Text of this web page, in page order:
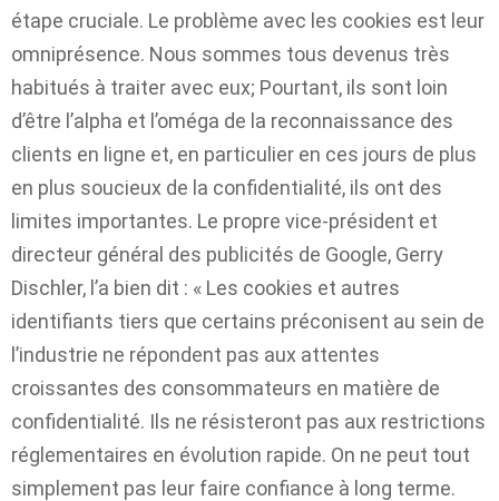
étape cruciale. Le problème avec les cookies est leur
omniprésence. Nous sommes tous devenus très
habitués à traiter avec eux; Pourtant, ils sont loin
d’être l’alpha et l’oméga de la reconnaissance des
clients en ligne et, en particulier en ces jours de plus
en plus soucieux de la confidentialité, ils ont des
limites importantes. Le propre vice-président et
directeur général des publicités de Google, Gerry
Dischler, l’a bien dit : « Les cookies et autres
identifiants tiers que certains préconisent au sein de
l’industrie ne répondent pas aux attentes
croissantes des consommateurs en matière de
confidentialité. Ils ne résisteront pas aux restrictions
réglementaires en évolution rapide. On ne peut tout
simplement pas leur faire confiance à long terme.